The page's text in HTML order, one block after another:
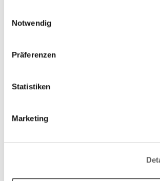
unsererDatenschutzerklärung.
Notwendig
Präferenzen
Statistiken
Marketing